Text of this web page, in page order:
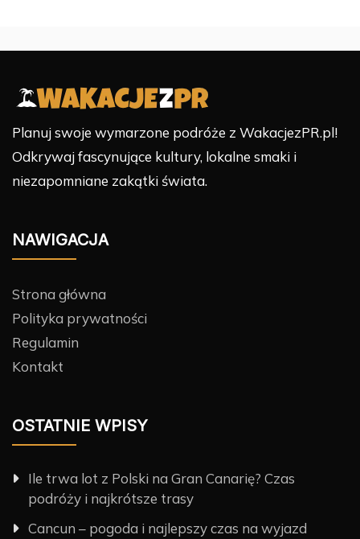
Planuj swoje wymarzone podróże z WakacjezPR.pl!
Odkrywaj fascynujące kultury, lokalne smaki i
niezapomniane zakątki świata.
NAWIGACJA
Strona główna
Polityka prywatności
Regulamin
Kontakt
OSTATNIE WPISY
Ile trwa lot z Polski na Gran Canarię? Czas
podróży i najkrótsze trasy
Cancun – pogoda i najlepszy czas na wyjazd